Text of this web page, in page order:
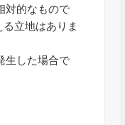
対的なもので
る立地はありま
生した場合で